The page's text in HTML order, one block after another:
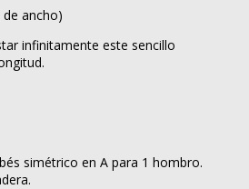
ancho)
infinitamente este sencillo
simétrico en A para 1 hombro.